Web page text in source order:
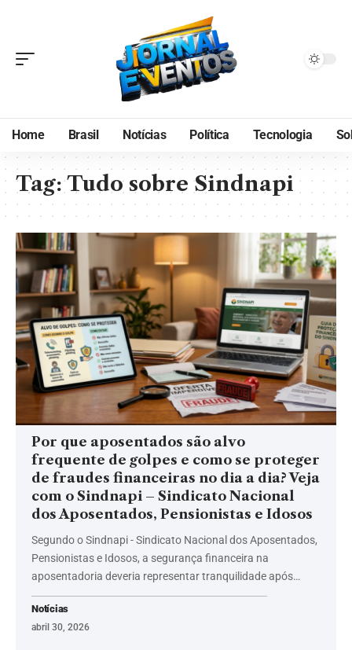
Home Brasil Notícias Política Tecnologia
Tag:Tudo sobre Sindnapi
Por que aposentados são alvo
frequente de golpes e como se proteger
de fraudes financeiras no dia a dia? Veja
com o Sindnapi – Sindicato Nacional
dos Aposentados, Pensionistas e Idosos
Segundo o Sindnapi - Sindicato Nacional dos Aposentados,
Pensionistas e Idosos, a segurança financeira na
aposentadoria deveria representar tranquilidade após…
Notícias
abril 30, 2026